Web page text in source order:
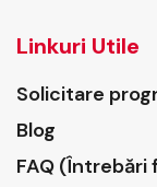
Linkuri Utile
Solicitare
Blog
FAQ